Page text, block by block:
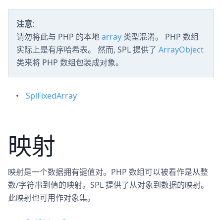
注意:
请勿将此与 PHP 的本地array 类型混淆。 PHP 数组
实际上是有序哈希表。 然而, SPL 提供了 ArrayObject
类来将 PHP 数组包装成对象。
SplFixedArray
映射
映射是一个数据拥有键值对。PHP 数组可以被看作是从整
数/字符串到值的映射。SPL 提供了从对象到数据的映射。
此映射也可用作对象集。